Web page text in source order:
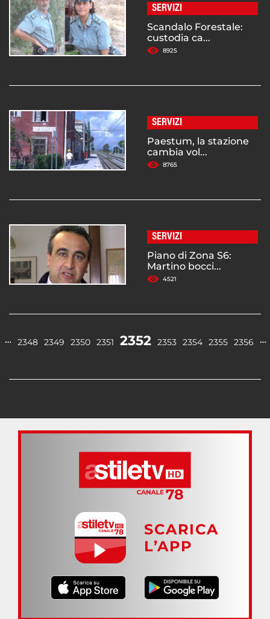
SERVIZI
Scandalo Forestale:
custodia ca...
8925
SERVIZI
Paestum, la stazione
cambia vol...
8765
SERVIZI
Piano di Zona S6:
Martino bocci...
4521
… 2348 2349 2350 2351 2352 2353 2354 2355 2356 …
SCARICA
L’APP